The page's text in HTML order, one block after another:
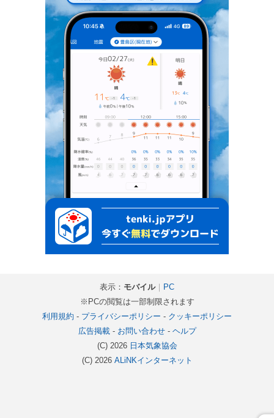
表示： モバイル｜
PC
※PCの閲覧は一部制限されます
利用規約 - プライバシーポリシー - クッキーポリシー
広告掲載- お問い合わせ- ヘルプ
(C) 2026 日本気象協会
(C) 2026 ALiNKインターネット